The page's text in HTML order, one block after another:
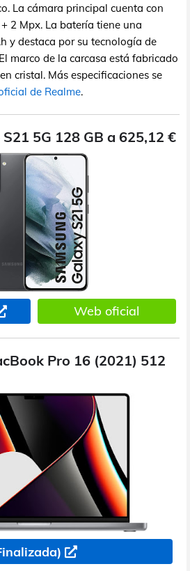
La cámara principal cuenta con
2 Mpx. La batería tiene una
y destaca por su tecnología de
marco de la carcasa está fabricado
cristal. Más especificaciones se
de Realme.
5G 128 GB a 625,12 €
Web oficial
Pro 16 (2021) 512